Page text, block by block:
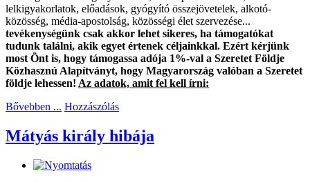
lelkigyakorlatok, előadások, gyógyító összejövetelek, alkotó-
közösség, média-apostolság, közösségi élet szervezése...
tevékenységünk csak akkor lehet sikeres, ha támogatókat
tudunk találni, akik egyet értenek céljainkkal. Ezért kérjünk
most Önt is, hogy támogassa adója 1%-val a Szeretet Földje
Közhasznú Alapítványt, hogy Magyarország valóban a Szeretet
földje lehessen! Az adatok, amit fel kell írni:
Bővebben ... Hozzászólás
Mátyás király hibája